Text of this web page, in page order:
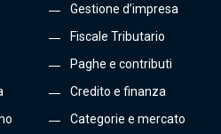
Gestione d’impresa
Fiscale Tributario
Paghe e contributi
Credito e finanza
Categorie e mercato